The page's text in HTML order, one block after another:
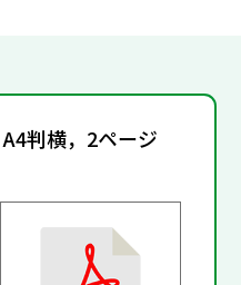
A4判横，2ページ